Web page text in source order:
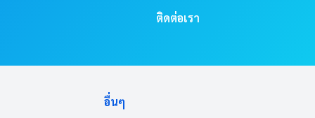
ติดต่อเรา
อื่นๆ